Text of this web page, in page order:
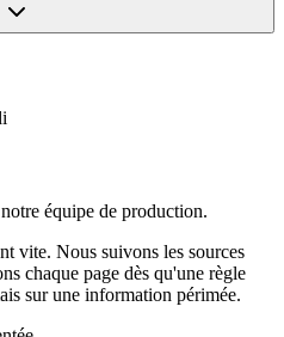
équipe de production.
vite. Nous suivons les sources
chaque page dès qu'une règle
sur une information périmée.